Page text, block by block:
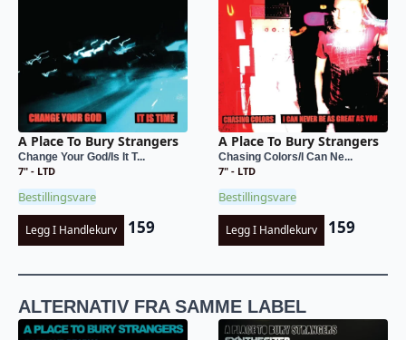
A Place To Bury Strangers
Change Your God/Is It T...
7" - LTD
Bestillingsvare
Legg I Handlekurv 159
A Place To Bury Strangers
Chasing Colors/I Can Ne...
7" - LTD
Bestillingsvare
Legg I Handlekurv 159
ALTERNATIV FRA SAMME LABEL